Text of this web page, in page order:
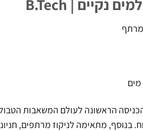
מרתף
הראשונה לעולם המשאבות
בנוסף, מתאימה לניקוז מרתפים,